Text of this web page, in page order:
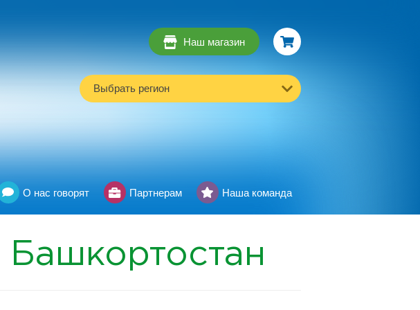
Наш магазин
Выбрать регион
О нас говорят Партнерам Наша команда
Башкортостан